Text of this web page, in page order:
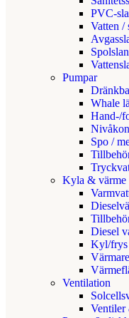
PVC-
Vatten /
Pumpar
Whale
Hand-/
Spo /
Kyla & värme
Diesel
Kyl/frys
Värmare
Ventilation
Ventiler